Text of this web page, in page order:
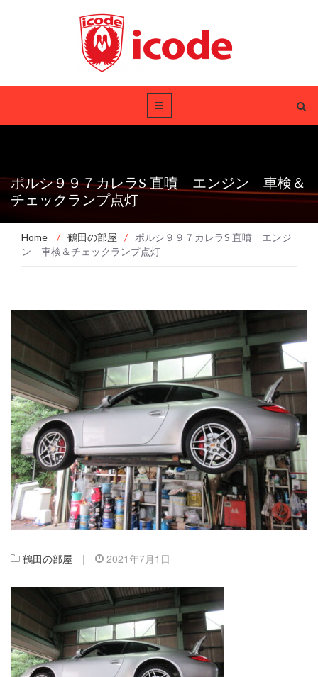
ポルシ９９７カレラS 直噴 エンジン 車検＆
チェックランプ点灯
Home / 鶴田の部屋 /
ポルシ９９７カレラS 直噴 エンジ
ン 車検＆チェックランプ点灯
鶴田の部屋 | 2021年7月1日